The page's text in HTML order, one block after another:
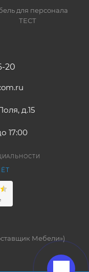
для персонала
ТЕСТ
20
д.15
17:00
Мебели»)